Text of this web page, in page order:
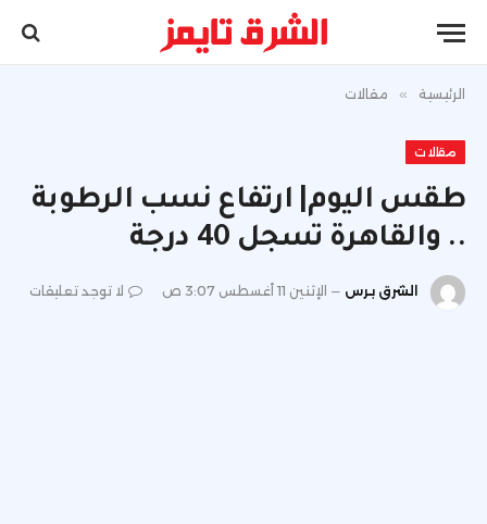
الرئيسية » مقالات
مقالات
طقس اليوم| ارتفاع نسب الرطوبة
.. والقاهرة تسجل 40 درجة
الشرق برس الإثنين 11 أغسطس 3:07 ص لا توجد تعليقات